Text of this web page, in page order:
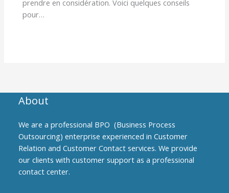
prendre en considération. Voici quelques conseils
pour…
About
We are a professional BPO (Business Process
Outsourcing) enterprise experienced in Customer
Relation and Customer Contact services. We provide
our clients with customer support as a professional
contact center.